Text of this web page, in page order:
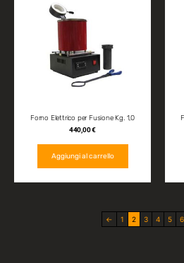
Forno Elettrico per Fusione Kg. 1,0
440,00€
Aggiungi al carrello
← 1 2 3 4 5 6